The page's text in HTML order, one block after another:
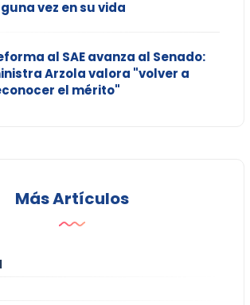
vez en su vida
al SAE avanza al Senado:
Arzola valora "volver a
el mérito"
Más Artículos